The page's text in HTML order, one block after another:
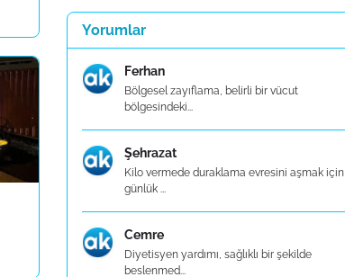
Yorumlar
Ferhan
Bölgesel zayıflama, belirli bir vücut
bölgesindeki...
Şehrazat
Kilo vermede duraklama evresini aşmak için
günlük ...
Cemre
Diyetisyen yardımı, sağlıklı bir şekilde
beslenmed...